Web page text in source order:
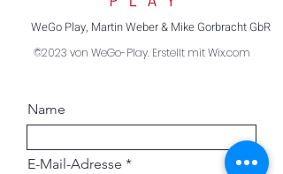
WeGo Play, Martin Weber & Mike Gorbracht GbR
©2023 von WeGo-Play. Erstellt mit Wix.com
Name
E-Mail-Adresse